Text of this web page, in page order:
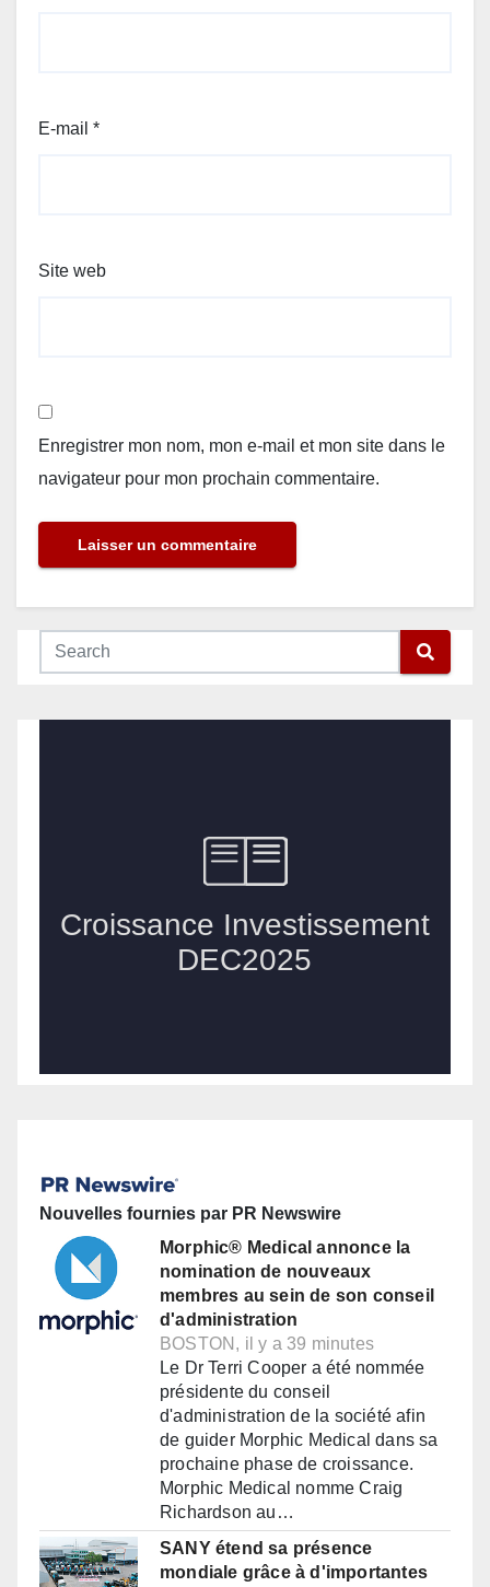
E-mail *
Site web
Enregistrer mon nom, mon e-mail et mon site dans le
navigateur pour mon prochain commentaire.
Nouvelles fournies par PR Newswire
Morphic® Medical annonce la
nomination de nouveaux
membres au sein de son conseil
d'administration
BOSTON, il y a 39 minutes
Le Dr Terri Cooper a été nommée
présidente du conseil
d'administration de la société afin
de guider Morphic Medical dans sa
prochaine phase de croissance.
Morphic Medical nomme Craig
Richardson au…
SANY étend sa présence
mondiale grâce à d'importantes